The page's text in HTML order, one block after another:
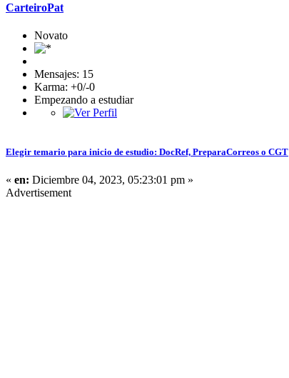
CarteiroPat
Novato
Mensajes: 15
Karma: +0/-0
Empezando a estudiar
Elegir temario para inicio de estudio: DocRef, PreparaCorreos o CGT
« en: Diciembre 04, 2023, 05:23:01 pm »
Advertisement